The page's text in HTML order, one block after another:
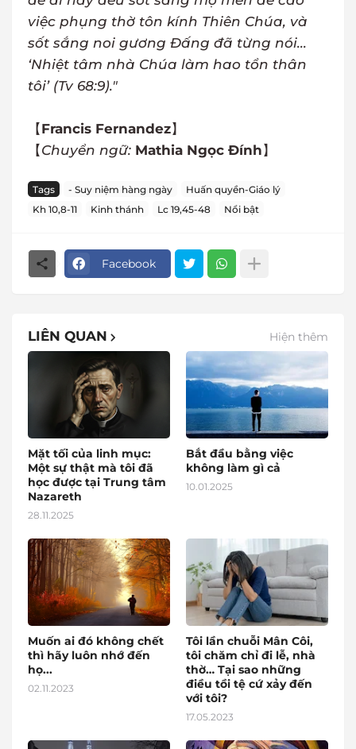
việc phụng thờ tôn kính Thiên Chúa, và
sốt sắng noi gương Đấng đã từng nói...
‘Nhiệt tâm nhà Chúa làm hao tổn thân
tôi’ (Tv 68:9)."
【 Francis Fernandez】
【 Chuyển ngữ: Mathia Ngọc Đính 】
Tags - Suy niệm hàng ngày
Huấn quyền-Giáo lý
Kh 10,8-11
Kinh thánh Lc 19,45-48 Nổi bật
Facebook
LIÊN QUAN Hiện thêm
Mặt tối của linh mục:
Một sự thật mà tôi đã
học được tại Trung tâm
Nazareth
28.11.2025
Bắt đầu bằng việc
không làm gì cả
10.01.2025
Muốn ai đó không chết
thì hãy luôn nhớ đến
họ...
02.11.2023
Tôi lần chuỗi Mân Côi,
tôi chăm chỉ đi lễ, nhà
thờ… Tại sao những
điều tồi tệ cứ xảy đến
với tôi?
17.05.2023